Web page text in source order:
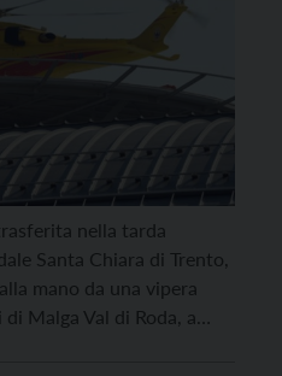
nella tarda
Santa Chiara di Trento,
mano da una vipera
Malga Val di Roda, a